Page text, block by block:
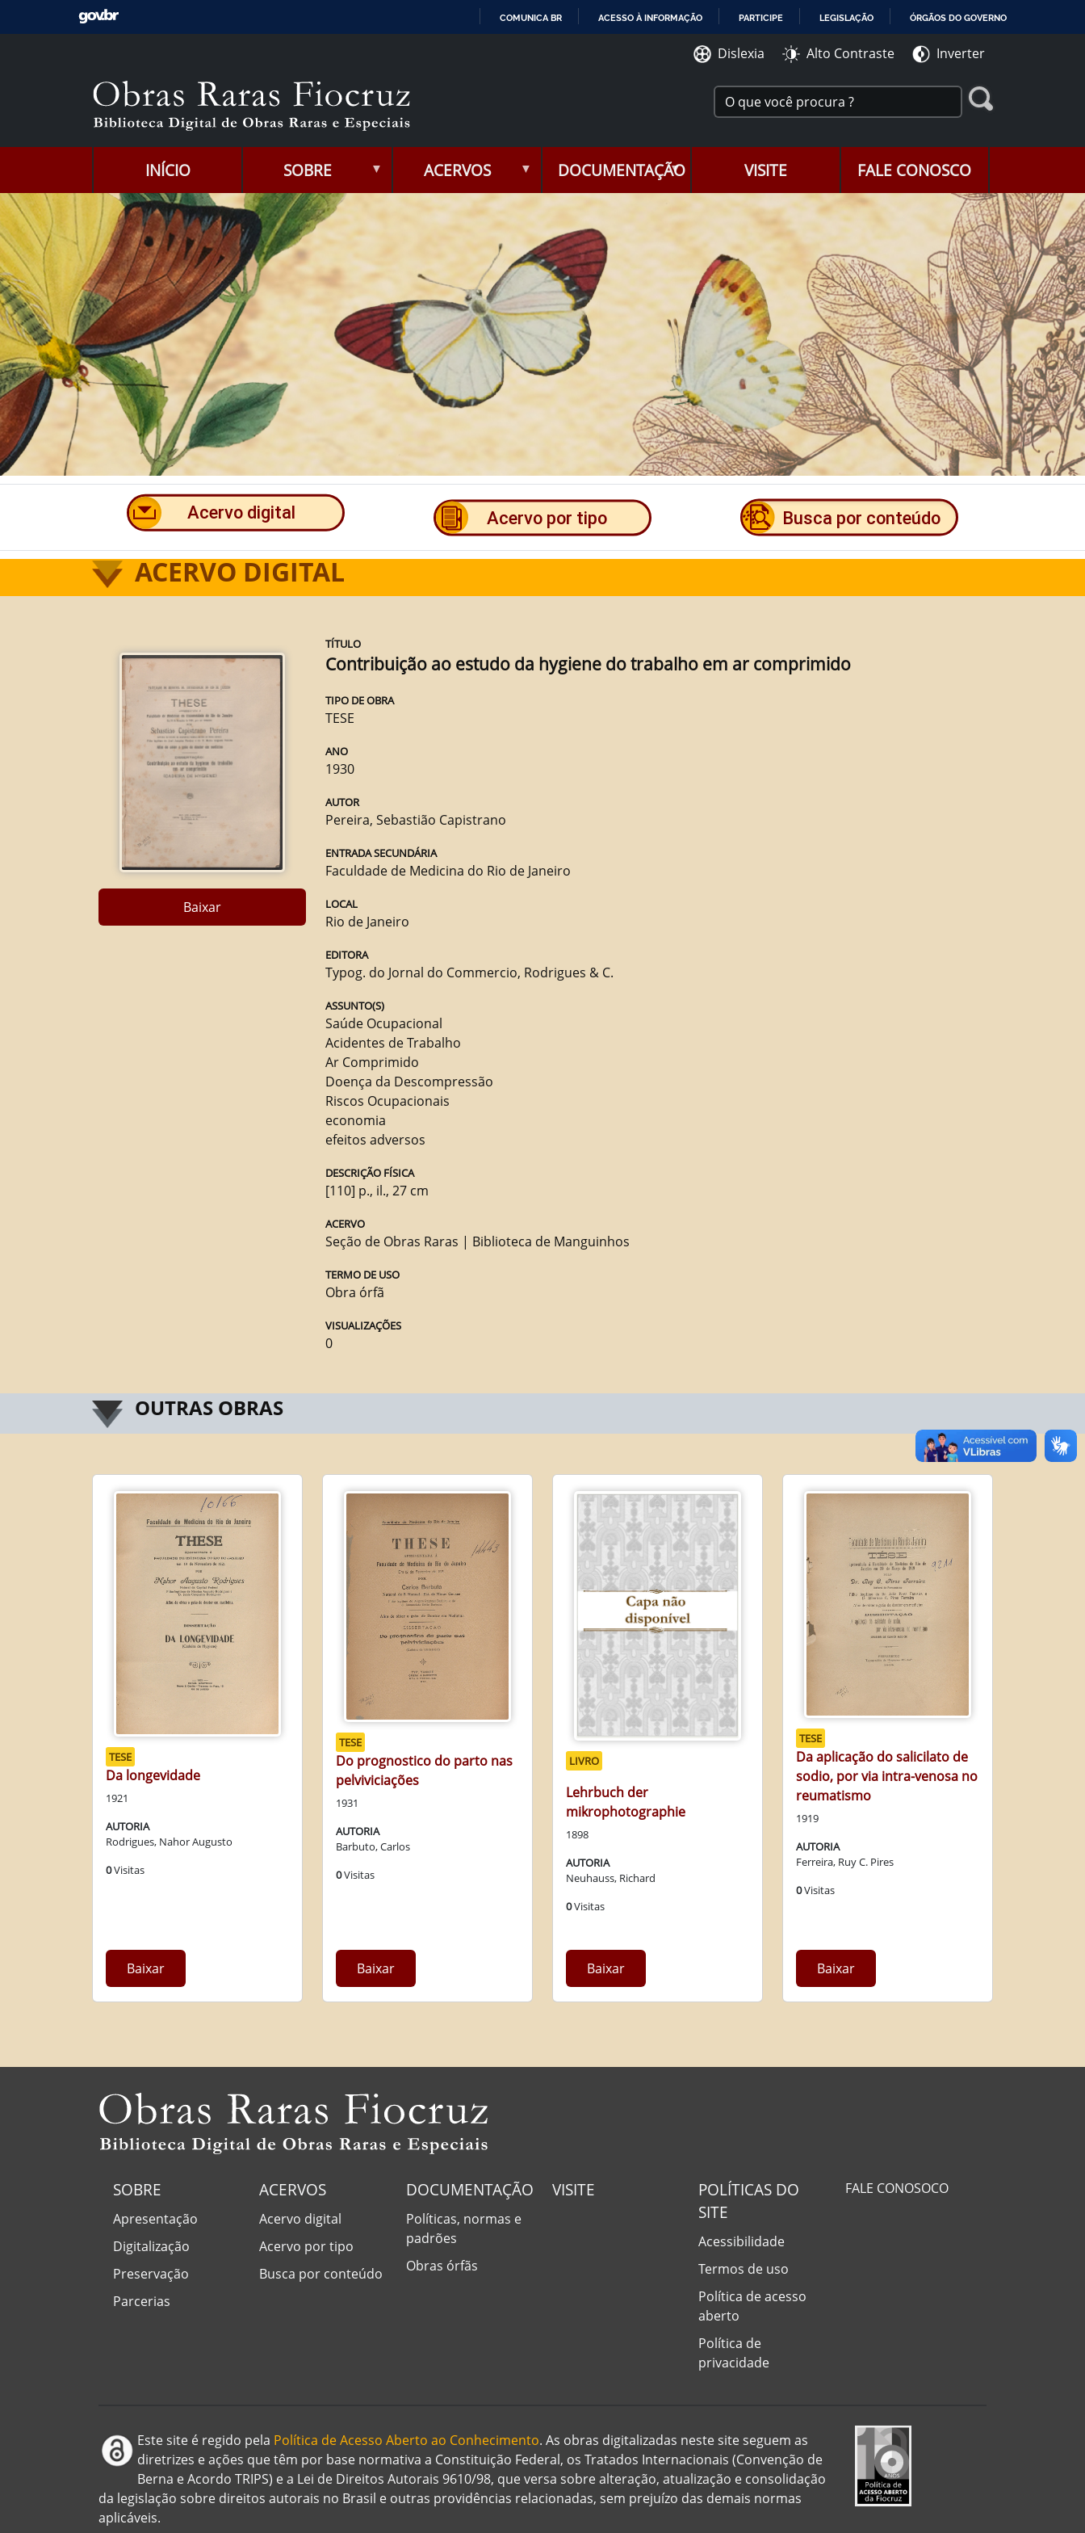
Ir para o conteúdo [1]
Ir para o menu [2]
COMUNICA BR ACESSO À INFORMAÇÃO PARTICIPE LEGISLAÇÃO ÓRGÃOS DO GOVERNO
Dislexia Alto Contraste Inverter
INÍCIO SOBRE ACERVOS DOCUMENTAÇÃO VISITE FALE CONOSCO
ACERVO DIGITAL
Baixar
TÍTULO
Contribuição ao estudo da hygiene do trabalho em ar comprimido
TIPO DE OBRA
TESE
ANO
1930
AUTOR
Pereira, Sebastião Capistrano
ENTRADA SECUNDÁRIA
Faculdade de Medicina do Rio de Janeiro
LOCAL
Rio de Janeiro
EDITORA
Typog. do Jornal do Commercio, Rodrigues & C.
ASSUNTO(S)
Saúde Ocupacional
Acidentes de Trabalho
Ar Comprimido
Doença da Descompressão
Riscos Ocupacionais
economia
efeitos adversos
DESCRIÇÃO FÍSICA
[110] p., il., 27 cm
ACERVO
Seção de Obras Raras | Biblioteca de Manguinhos
TERMO DE USO
Obra órfã
VISUALIZAÇÕES
0
OUTRAS OBRAS
TESE
Da longevidade
1921
AUTORIA
Rodrigues, Nahor Augusto
0Visitas
Baixar
TESE
Do prognostico do parto nas
pelviviciações
1931
AUTORIA
Barbuto, Carlos
0Visitas
Baixar
LIVRO
Lehrbuch der
mikrophotographie
1898
AUTORIA
Neuhauss, Richard
0Visitas
Baixar
TESE
Da aplicação do salicilato de
sodio, por via intra-venosa no
reumatismo
1919
AUTORIA
Ferreira, Ruy C. Pires
0Visitas
Baixar
SOBRE
Apresentação
Digitalização
Preservação
Parcerias
ACERVOS
Acervo digital
Acervo por tipo
Busca por conteúdo
DOCUMENTAÇÃO
Políticas, normas e
padrões
Obras órfãs
VISITE
POLÍTICAS DO
SITE
Acessibilidade
Termos de uso
Política de acesso
aberto
Política de
privacidade
FALE CONOSOCO
Este site é regido pela Política de Acesso Aberto ao Conhecimento. As obras digitalizadas neste site seguem as
diretrizes e ações que têm por base normativa a Constituição Federal, os Tratados Internacionais (Convenção de
Berna e Acordo TRIPS) e a Lei de Direitos Autorais 9610/98, que versa sobre alteração, atualização e consolidação
da legislação sobre direitos autorais no Brasil e outras providências relacionadas, sem prejuízo das demais normas
aplicáveis.